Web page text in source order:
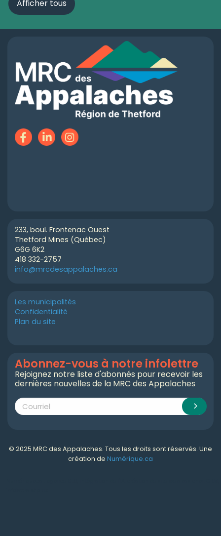
Afficher tous
233, boul. Frontenac Ouest
Thetford Mines (Québec)
G6G 6K2
418 332-2757
info@mrcdesappalaches.ca
Les municipalités
Confidentialité
Plan du site
Abonnez-vous à notre infolettre
Rejoignez notre liste d'abonnés pour recevoir les
dernières nouvelles de la MRC des Appalaches
© 2025 MRC des Appalaches. Tous les droits sont réservés. Une
création de Numérique.ca